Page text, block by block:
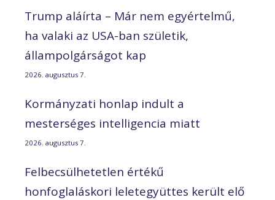
Trump aláírta – Már nem egyértelmű,
ha valaki az USA-ban születik,
állampolgárságot kap
2026. augusztus 7.
Kormányzati honlap indult a
mesterséges intelligencia miatt
2026. augusztus 7.
Felbecsülhetetlen értékű
honfoglaláskori leletegyüttes került elő